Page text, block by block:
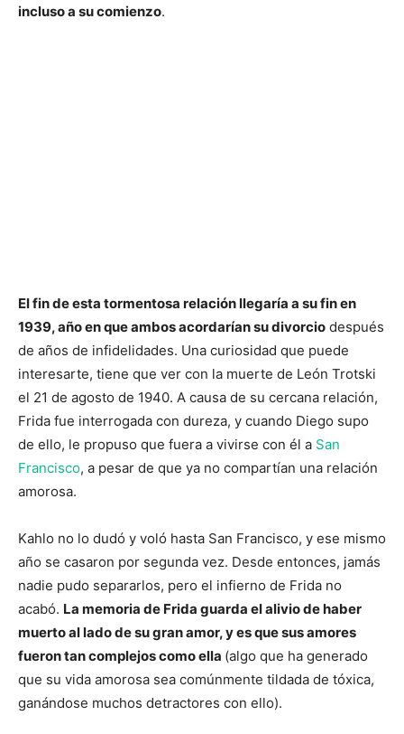
incluso a su comienzo.
El fin de esta tormentosa relación llegaría a su fin en
1939, año en que ambos acordarían su divorcio después
de años de infidelidades. Una curiosidad que puede
interesarte, tiene que ver con la muerte de León Trotski
el 21 de agosto de 1940. A causa de su cercana relación,
Frida fue interrogada con dureza, y cuando Diego supo
de ello, le propuso que fuera a vivirse con él a San
Francisco, a pesar de que ya no compartían una relación
amorosa.
Kahlo no lo dudó y voló hasta San Francisco, y ese mismo
año se casaron por segunda vez. Desde entonces, jamás
nadie pudo separarlos, pero el infierno de Frida no
acabó. La memoria de Frida guarda el alivio de haber
muerto al lado de su gran amor, y es que sus amores
fueron tan complejos como ella (algo que ha generado
que su vida amorosa sea comúnmente tildada de tóxica,
ganándose muchos detractores con ello).